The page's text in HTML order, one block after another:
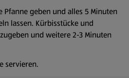
Pfanne geben und alles 5 Minuten
lassen. Kürbisstücke und
und weitere 2-3 Minuten
servieren.